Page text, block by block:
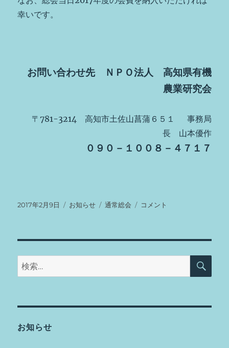
会
了
に
幸いです。
お問い合わせ先 ＮＰＯ法人 高知県有機
農業研究会
〒781-3214 高知市土佐山菖蒲６５１ 事務局
長 山本優作
０９０－１００８－４７１７
投
2017年2月9日
カ
お知らせ
タ
通常総会
第
総
の
コメント
検
索:
検
お知らせ